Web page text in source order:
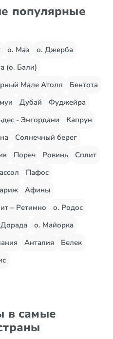
популярные
о. Маэ
о. Джерба
(о. Бали)
Мале Атолл
Бентота
Дубай
Фуджейра
- Энгордани
Капрун
Солнечный берег
Пореч Ровинь
Сплит
Пафос
Афины
– Ретимно
о. Родос
о. Майорка
Анталия
Белек
в самые